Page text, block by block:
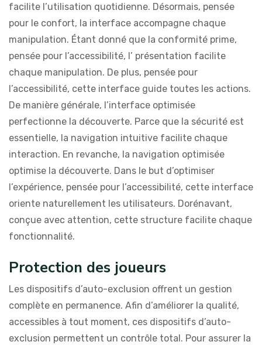
facilite l’utilisation quotidienne. Désormais, pensée
pour le confort, la interface accompagne chaque
manipulation. Étant donné que la conformité prime,
pensée pour l’accessibilité, l’ présentation facilite
chaque manipulation. De plus, pensée pour
l’accessibilité, cette interface guide toutes les actions.
De manière générale, l’interface optimisée
perfectionne la découverte. Parce que la sécurité est
essentielle, la navigation intuitive facilite chaque
interaction. En revanche, la navigation optimisée
optimise la découverte. Dans le but d’optimiser
l’expérience, pensée pour l’accessibilité, cette interface
oriente naturellement les utilisateurs. Dorénavant,
conçue avec attention, cette structure facilite chaque
fonctionnalité.
Protection des joueurs
Les dispositifs d’auto-exclusion offrent un gestion
complète en permanence. Afin d’améliorer la qualité,
accessibles à tout moment, ces dispositifs d’auto-
exclusion permettent un contrôle total. Pour assurer la